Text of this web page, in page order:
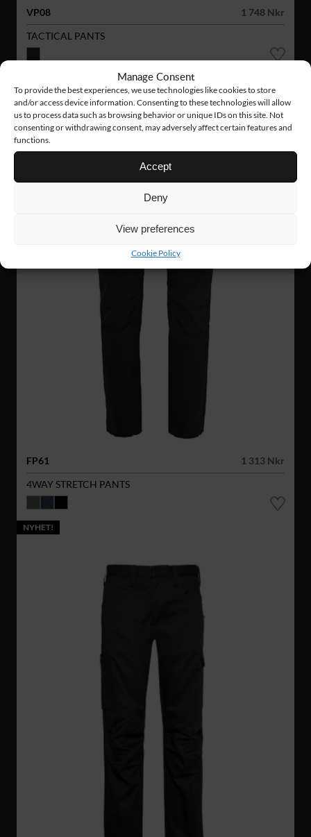
Manage Consent
To provide the best experiences, we use technologies like cookies to store
and/or access device information. Consenting to these technologies will allow
us to process data such as browsing behavior or unique IDs on this site. Not
consenting or withdrawing consent, may adversely affect certain features and
functions.
Accept
Deny
View preferences
Cookie Policy
VP08
1 748 Nkr
TACTICAL PANTS
FP61
1 313 Nkr
4WAY STRETCH PANTS
NYHET!